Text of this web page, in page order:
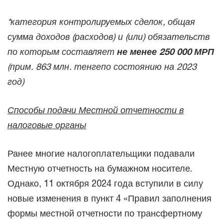
*категория контролируемых сделок, общая
сумма доходов (расходов) и (или) обязательств
по которым составляет не менее 250 000 МРП
(прим. 863 млн. тенгепо состоянию на 2023
год)
Способы подачи Местной отчетности в
налоговые органы
Ранее многие налогоплательщики подавали
Местную отчетность на бумажном носителе.
Однако, 11 октября 2024 года вступили в силу
новые изменения в пункт 4 «Правил заполнения
формы местной отчетности по трансфертному